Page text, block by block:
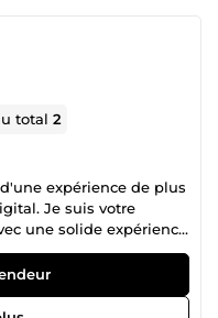
total2
expérience de plus
Je suis votre
une solide expérience
de données, la
digital. J'ai des
factures,
SEO et génération de